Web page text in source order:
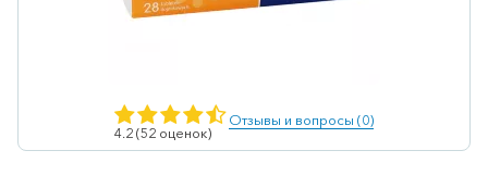
Ветеринарные
Гематологические
4.2 (52 оценок)
Отзывы и вопросы (0)